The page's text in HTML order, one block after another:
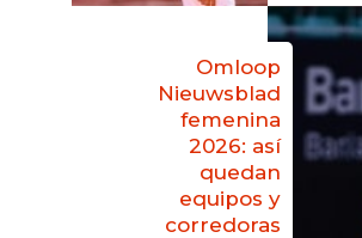
Omloop
Nieuwsblad
femenina
2026: así
quedan
equipos y
corredoras